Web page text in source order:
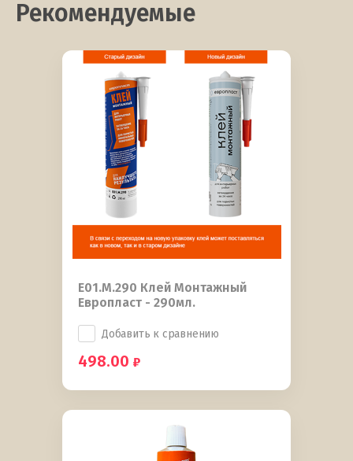
Рекомендуемые
E01.M.290 Клей Монтажный
Европласт - 290мл.
Добавить к сравнению
498.00